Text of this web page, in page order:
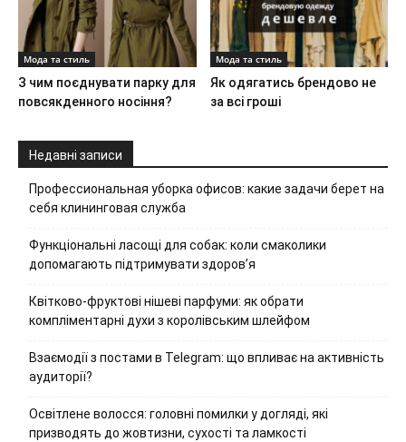
Мода та стиль
З чим поєднувати парку для
повсякденного носіння?
Мода та стиль
Як одягатись брендово не
за всі гроші
Недавні записи
Профессиональная уборка офисов: какие задачи берет на
себя клининговая служба
Функціональні ласощі для собак: коли смаколики
допомагають підтримувати здоров’я
Квітково-фруктові нішеві парфуми: як обрати
компліментарні духи з королівським шлейфом
Взаємодії з постами в Telegram: що впливає на активність
аудиторії?
Освітлене волосся: головні помилки у догляді, які
призводять до жовтизни, сухості та ламкості